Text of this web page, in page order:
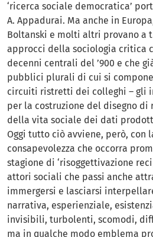
‘ricerca sociale democratica’
A. Appadurai. Ma anche in
Boltanski e molti altri provano a
approcci della sociologia critica
decenni centrali del ’900 e che
pubblici plurali di cui si
circuiti ristretti dei colleghi – gli
per la costruzione del disegno di
della vita sociale dei dati
Oggi tutto ciò avviene, però, con
consapevolezza che occorra
stagione di ‘risoggettivazione
attori sociali che passi anche
immergersi e lasciarsi
narrativa, esperienziale,
invisibili, turbolenti, scomodi,
ma in qualche modo emblema